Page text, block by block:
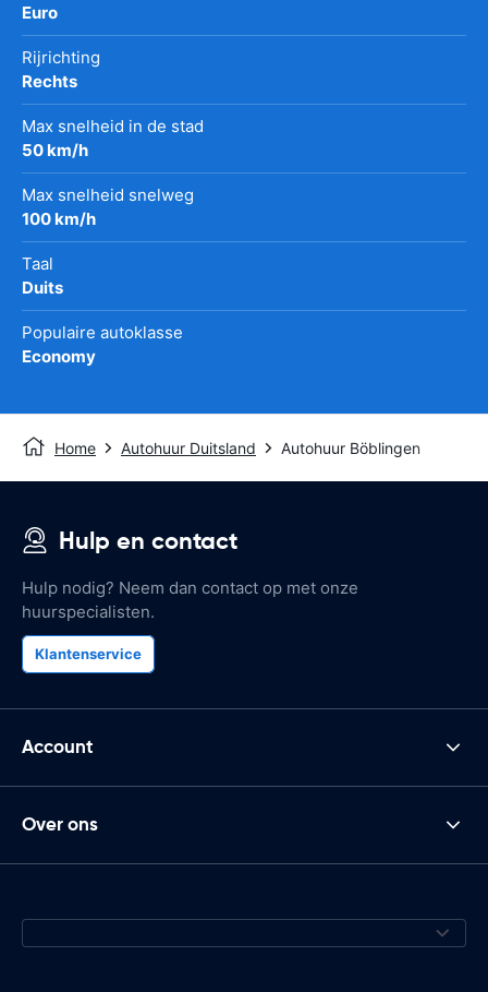
Euro
Rijrichting
Rechts
Max snelheid in de stad
50 km/h
Max snelheid snelweg
100 km/h
Taal
Duits
Populaire autoklasse
Economy
Home Autohuur Duitsland Autohuur Böblingen
Hulp en contact
Hulp nodig? Neem dan contact op met onze
huurspecialisten.
Klantenservice
Account
Over ons